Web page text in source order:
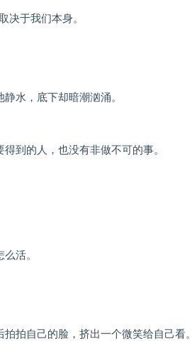
决于我们本身。
水，底下却暗潮汹涌。
到的人，也没有非做不可的事。
活。
拍自己的脸，挤出一个微笑给自己看。